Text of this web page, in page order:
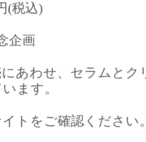
(税込)
企画
あわせ、セラムとク
ます。
トをご確認ください